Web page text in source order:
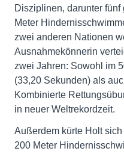
Disziplinen, darunter
Meter
zwei anderen Nationen
Ausnahmekönnerin
zwei Jahren: Sowohl im
(33,20 Sekunden) als
Kombinierte
in neuer Weltrekordzeit.
Außerdem kürte Holt
200 Meter